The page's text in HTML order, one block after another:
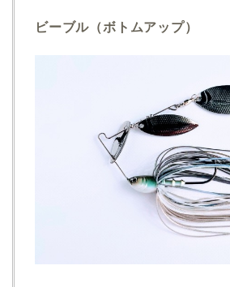
ビーブル（ボトムアップ）